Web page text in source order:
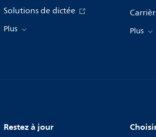
Solutions de dictée
Plus Plus
Restez à jour